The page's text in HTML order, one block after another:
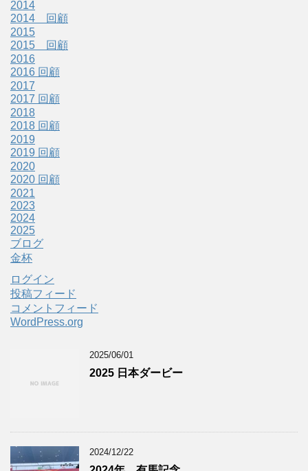
2014
2014 回顧
2015
2015 回顧
2016
2016 回顧
2017
2017 回顧
2018
2018 回顧
2019
2019 回顧
2020
2020 回顧
2021
2023
2024
2025
ブログ
金杯
ログイン
投稿フィード
コメントフィード
WordPress.org
2025/06/01
2025 日本ダービー
2024/12/22